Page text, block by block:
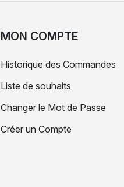
MON COMPTE
Historique des Commandes
Liste de souhaits
Changer le Mot de Passe
Créer un Compte